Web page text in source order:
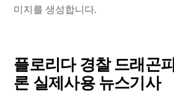
미지를 생성합니다.
플로리다 경찰 드래곤
론 실제사용 뉴스기사